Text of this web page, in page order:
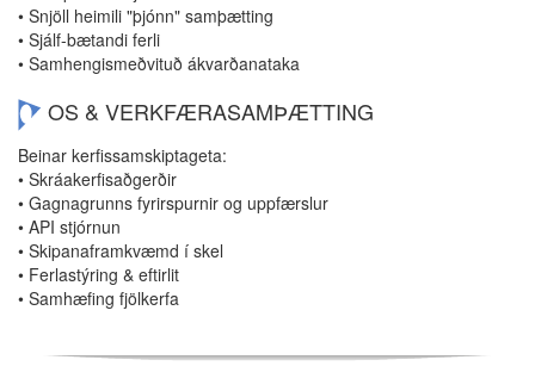
• Snjöll heimili "þjónn" samþætting
• Sjálf-bætandi ferli
• Samhengismeðvituð ákvarðanataka
OS & VERKFÆRASAMÞÆTTING
Beinar kerfissamskiptageta:
• Skráakerfisaðgerðir
• Gagnagrunns fyrirspurnir og uppfærslur
• API stjórnun
• Skipanaframkvæmd í skel
• Ferlastýring & eftirlit
• Samhæfing fjölkerfa